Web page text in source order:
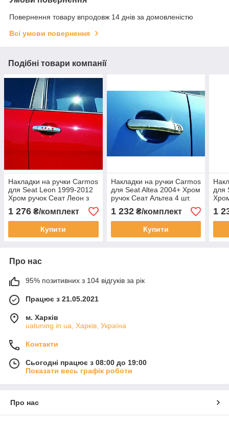
Повернення товару впродовж 14 днів за домовленістю
Всі умови повернення
Подібні товари компанії
Накладки на ручки Carmos
для Seat Leon 1999-2012
Хром ручок Сеат Леон з
дірочками 4 шт.
1 276 ₴/комплект
Купити
Накладки на ручки Carmos
для Seat Altea 2004+ Хром
ручок Сеат Альтеа 4 шт.
1 232₴/комплект
Купити
для
шт.
1
Про нас
95% позитивних з 104 відгуків за рік
Працює з 21.05.2021
м. Харків
uatuning.in.ua, Харків, Україна
Контакти
Сьогодні працює з 08:00 до 19:00
Показати весь графік роботи
Про нас